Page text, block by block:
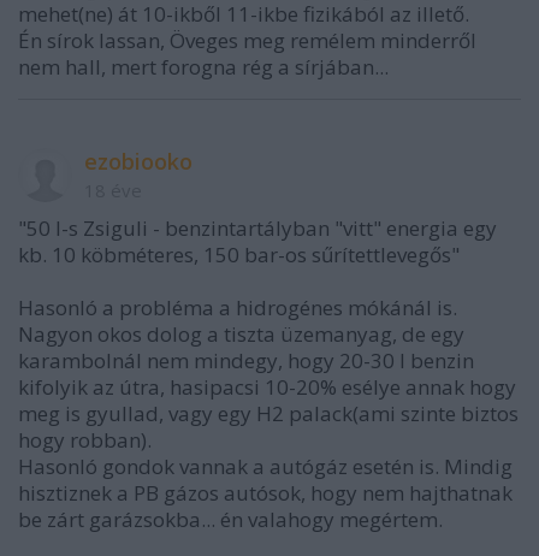
mehet(ne) át 10-ikből 11-ikbe fizikából az illető.
Én sírok lassan, Öveges meg remélem minderről
nem hall, mert forogna rég a sírjában...
ezobiooko
"50 l-s Zsiguli - benzintartályban "vitt" energia egy
kb. 10 köbméteres, 150 bar-os sűrítettlevegős"
Hasonló a probléma a hidrogénes mókánál is.
Nagyon okos dolog a tiszta üzemanyag, de egy
karambolnál nem mindegy, hogy 20-30 l benzin
kifolyik az útra, hasipacsi 10-20% esélye annak hogy
meg is gyullad, vagy egy H2 palack(ami szinte biztos
hogy robban).
Hasonló gondok vannak a autógáz esetén is. Mindig
hisztiznek a PB gázos autósok, hogy nem hajthatnak
be zárt garázsokba... én valahogy megértem.